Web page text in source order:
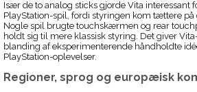
Især de to analog sticks gjorde Vita interessant
PlayStation-spil, fordi styringen kom tættere på
Nogle spil brugte touchskærmen og rear
holdt sig til mere klassisk styring. Det giver
blanding af eksperimenterende håndholdte
PlayStation-oplevelser.
Regioner, sprog og europæisk